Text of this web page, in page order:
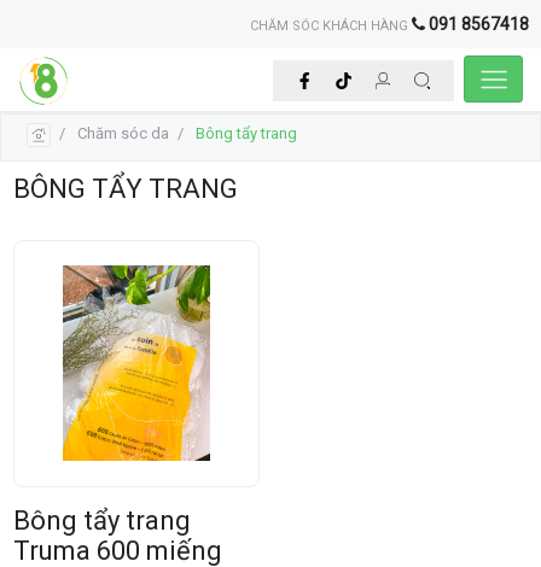
CHĂM SÓC KHÁCH HÀNG 091 8567418
Chăm sóc da Bông tẩy trang
BÔNG TẨY TRANG
Bông tẩy trang
Truma 600 miếng